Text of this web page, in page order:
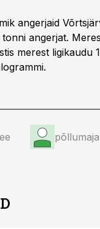
angerjaid
tonni angerjat.
merest ligikaudu